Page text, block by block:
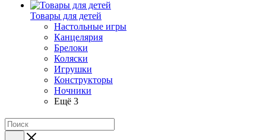
Товары для детей
Настольные игры
Канцелярия
Брелоки
Коляски
Игрушки
Конструкторы
Ночники
Ещё 3